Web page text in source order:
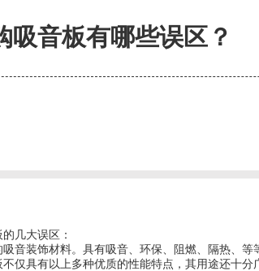
吸音板有哪些误区？
的几大误区：
装饰材料。具有吸音、环保、阻燃、隔热、等
仅具有以上多种优质的性能特点，其用途还十